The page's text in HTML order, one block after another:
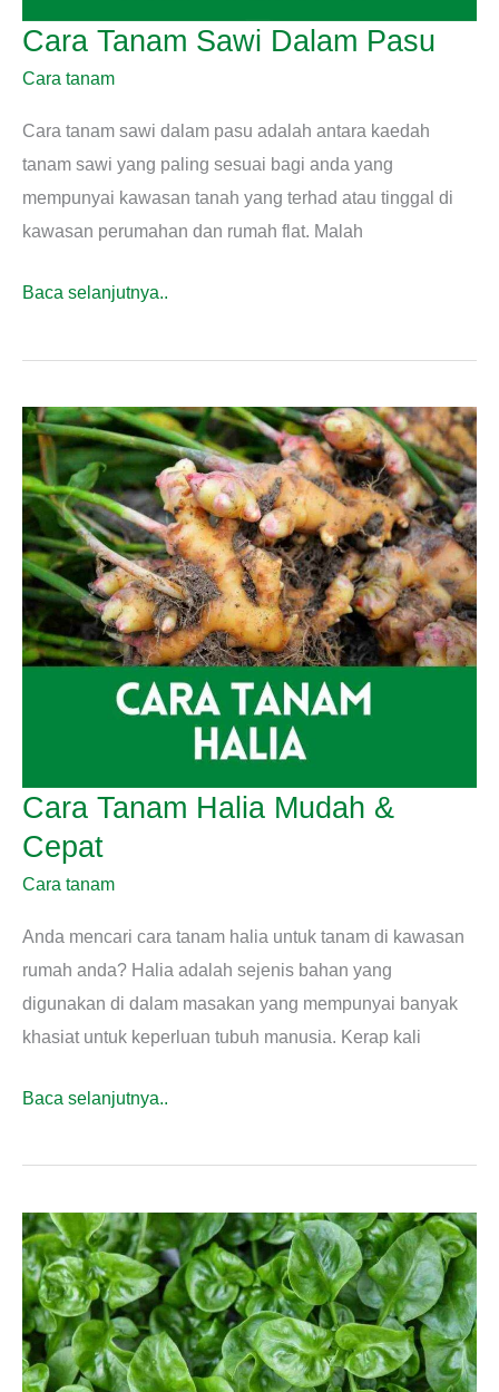
Cara Tanam Sawi Dalam Pasu
Cara tanam
Cara tanam sawi dalam pasu adalah antara kaedah
tanam sawi yang paling sesuai bagi anda yang
mempunyai kawasan tanah yang terhad atau tinggal di
kawasan perumahan dan rumah flat. Malah
Cara
Sawi
Pasu
Baca selanjutnya..
Cara Tanam Halia Mudah &
Cepat
Cara tanam
Anda mencari cara tanam halia untuk tanam di kawasan
rumah anda? Halia adalah sejenis bahan yang
digunakan di dalam masakan yang mempunyai banyak
khasiat untuk keperluan tubuh manusia. Kerap kali
Cara
Halia
&
Cepat
Baca selanjutnya..